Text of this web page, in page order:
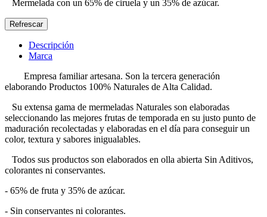
Mermelada con un 65% de ciruela y un 35% de azúcar.
Descripción
Marca
Empresa familiar artesana. Son la tercera generación
elaborando Productos 100% Naturales de Alta Calidad.
Su extensa gama de mermeladas Naturales son elaboradas
seleccionando las mejores frutas de temporada en su justo punto de
maduración recolectadas y elaboradas en el día para conseguir un
color, textura y sabores inigualables.
Todos sus productos son elaborados en olla abierta Sin Aditivos,
colorantes ni conservantes.
- 65% de fruta y 35% de azúcar.
- Sin conservantes ni colorantes.